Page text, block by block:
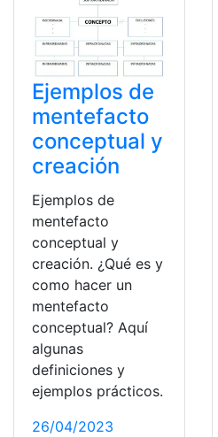
Ejemplos de
mentefacto
conceptual y
creación
Ejemplos de
mentefacto
conceptual y
creación. ¿Qué es y
como hacer un
mentefacto
conceptual? Aquí
algunas
definiciones y
ejemplos prácticos.
26/04/2023